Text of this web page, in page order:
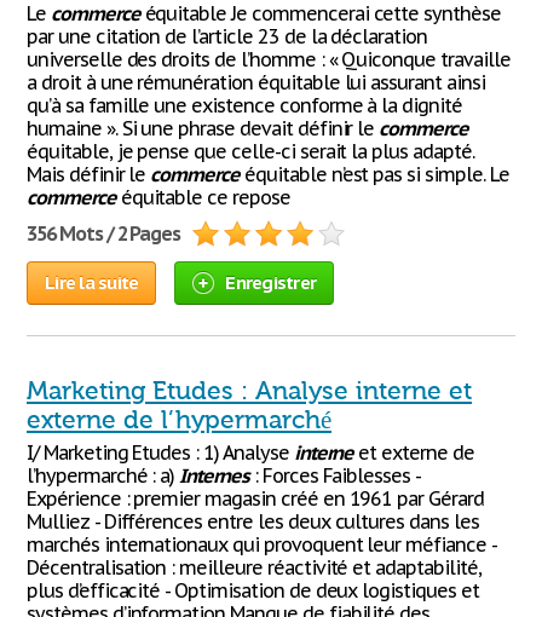
Le commerceéquitable Je commencerai cette synthèse
par une citation de l’article 23 de la déclaration
universelle des droits de l’homme : « Quiconque travaille
a droit à une rémunération équitable lui assurant ainsi
qu’à sa famille une existence conforme à la dignité
humaine ». Si une phrase devait définir le commerce
équitable, je pense que celle-ci serait la plus adapté.
Mais définir le commerceéquitable n’est pas si simple. Le
commerceéquitable ce repose
356 Mots / 2 Pages
Lire la suite Enregistrer
Marketing Etudes : Analyse interne et
externe de l’hypermarché
I/ Marketing Etudes : 1) Analyse interneet externe de
l’hypermarché : a)Internes: Forces Faiblesses -
Expérience : premier magasin créé en 1961 par Gérard
Mulliez - Différences entre les deux cultures dans les
marchés internationaux qui provoquent leur méfiance -
Décentralisation : meilleure réactivité et adaptabilité,
plus d’efficacité - Optimisation de deux logistiques et